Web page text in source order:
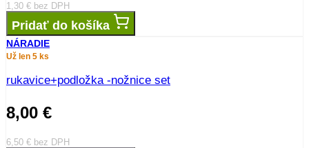
1,30 € bez DPH
Pridať do košíka
NÁRADIE
Už len 5 ks
rukavice+podložka -nožnice set
8,00 €
6,50 € bez DPH